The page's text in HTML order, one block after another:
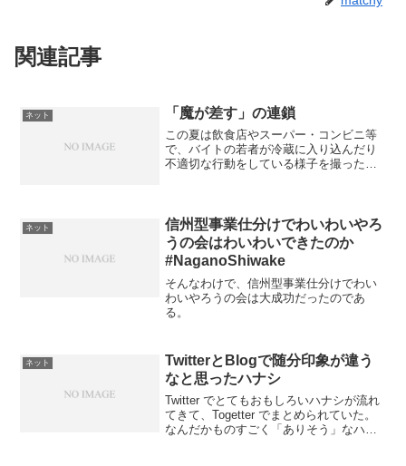
関連記事
ネット 「魔が差す」の連鎖
この夏は飲食店やスーパー・コンビニ等
で、バイトの若者が冷蔵に入り込んだり
不適切な行動をしている様子を撮った写
薄気味が悪いなあ...
ネット
信州型事業仕分けでわいわいやろ
うの会はわいわいできたのか
#NaganoShiwake
そんなわけで、信州型事業仕分けでわい
わいやろうの会は大成功だったのであ
る。
ネット
TwitterとBlogで随分印象が違う
なと思ったハナシ
Twitter でとてもおもしろいハナシが流れ
てきて、Togetter でまとめられていた。
なんだかものすごく「ありそう」なハナ